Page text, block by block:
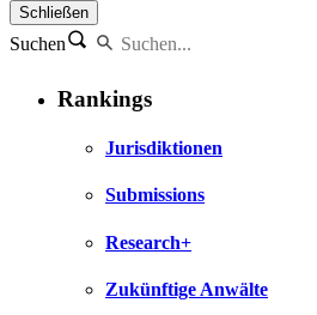
Schließen
Suchen
Rankings
Jurisdiktionen
Submissions
Research+
Zukünftige Anwälte